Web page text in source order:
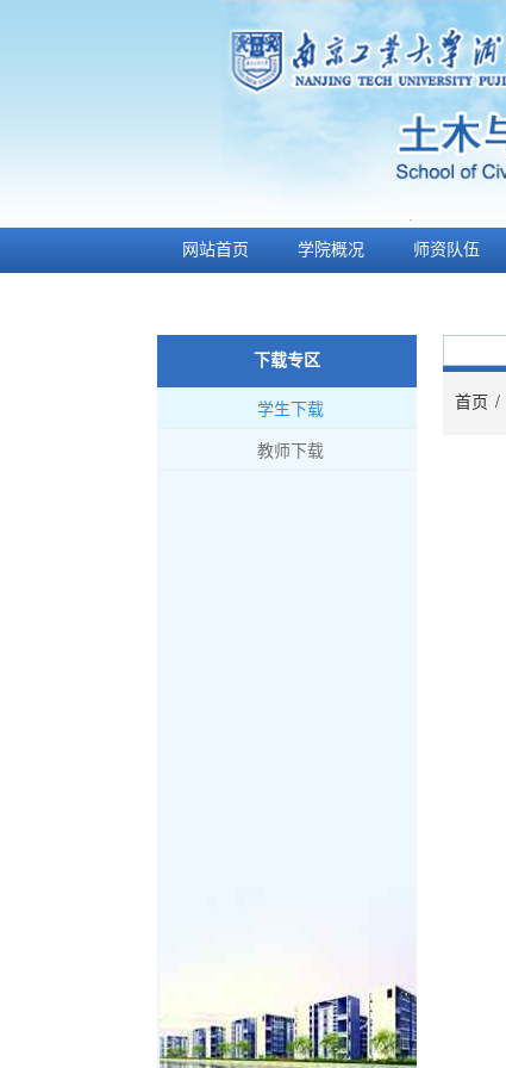
网站首页 学院概况 师资队伍
下载专区
学生下载
教师下载
首页 /